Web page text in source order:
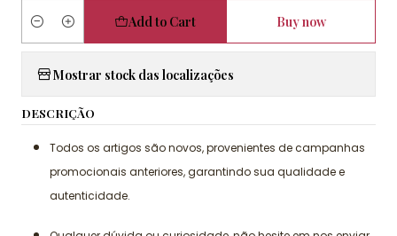
Quantity
Add to Cart Buy now
Mostrar stock das localizações
DESCRIÇÃO
Todos os artigos são novos, provenientes de campanhas
promocionais anteriores, garantindo sua qualidade e
autenticidade.